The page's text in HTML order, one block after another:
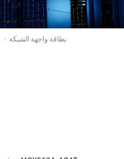
/ بطاقة واجهة الشبكة